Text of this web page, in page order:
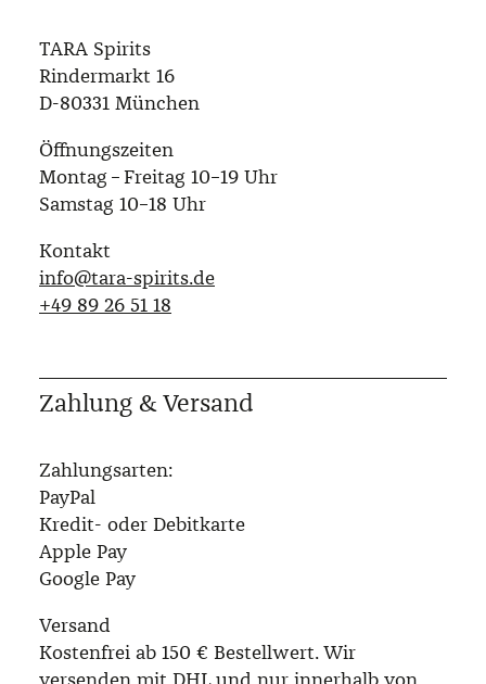
TARA Spirits
Rindermarkt 16
D-80331 München
Öffnungszeiten
Montag – Freitag 10–19 Uhr
Samstag 10–18 Uhr
Kontakt
info@tara-spirits.de
‭+49 89 26 51 18‬
Zahlung & Versand
Zahlungsarten:
PayPal
Kredit- oder Debitkarte
Apple Pay
Google Pay
Versand
Kostenfrei ab 150 € Bestellwert. Wir